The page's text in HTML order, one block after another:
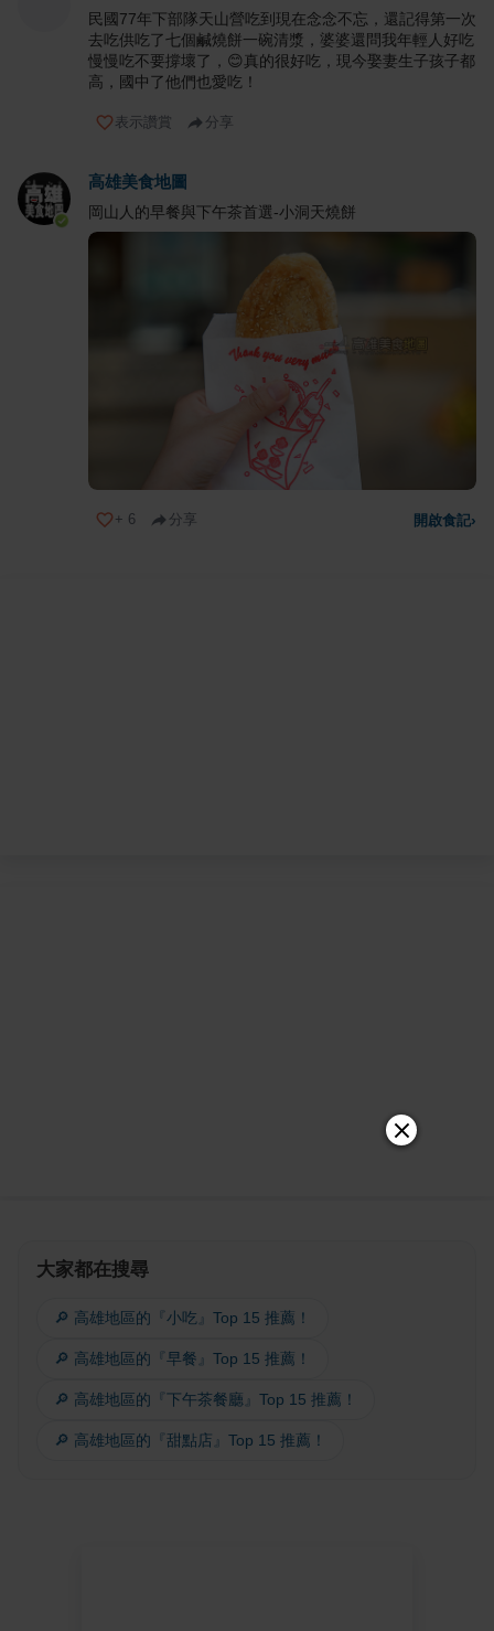
民國77年下部隊天山營吃到現在念念不忘，還記得第一次
去吃供吃了七個鹹燒餅一碗清漿，婆婆還問我年輕人好吃
慢慢吃不要撐壞了，😊真的很好吃，現今娶妻生子孩子都
高，國中了他們也愛吃！
表示讚賞 分享
高雄美食地圖
岡山人的早餐與下午茶首選-小洞天燒餅
+ 6 分享 開啟食記›
大家都在搜尋
🔎 高雄地區的『小吃』Top 15 推薦！
🔎 高雄地區的『早餐』Top 15 推薦！
🔎 高雄地區的『下午茶餐廳』Top 15 推薦！
🔎 高雄地區的『甜點店』Top 15 推薦！